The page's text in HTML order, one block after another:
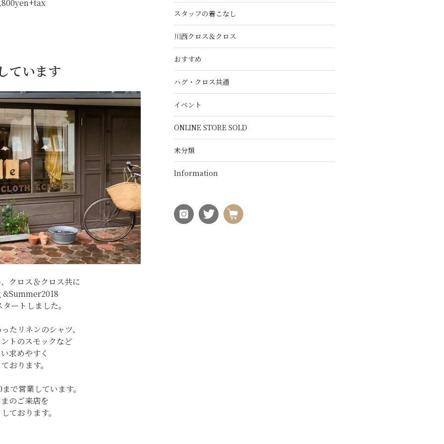
ています
クロス＆クロス共に
ートしました。
たリネンのシャツ、
トのスモックなど
求めやすく
おります。
で営業しています。
のご来店を
ております。
スタッフの着こなし
川西クロス＆クロス
おすすめ
ハグ・クロス共通
イベント
ONLINE STORE SOLD
未分類
Information